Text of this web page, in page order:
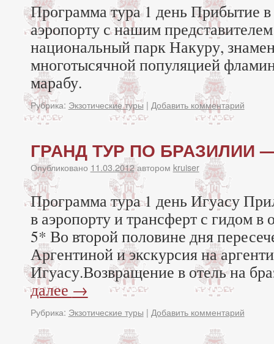
Программа тура 1 день Прибытие
аэропорту с нашим
национальный парк Накуру,
многотысячной популяцией
марабу.
Рубрика: Экзотические туры | Добавить комментарий
ГРАНД ТУР ПО БРАЗИЛИИ —
Опубликовано 11.03.2012 автором kruiser
Программа тура 1 день Игуасу
в аэропорту и трансферт с гидом в
5* Во второй половине дня
Аргентиной и экскурсия на
Игуасу.Возвращение в отель на
далее →
Рубрика: Экзотические туры | Добавить комментарий